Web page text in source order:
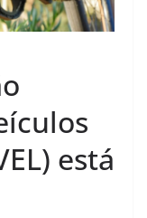
está